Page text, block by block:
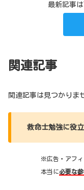
最新記事
関連記事
関連記事は見つかりま
救命士勉強に役
※広告・アフィ
本当に必要な